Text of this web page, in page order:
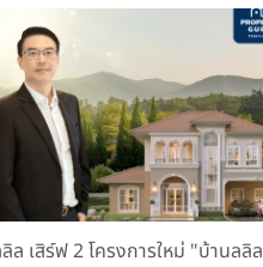
ล เสิร์ฟ 2 โครงการใหม่ "บ้านลลิล